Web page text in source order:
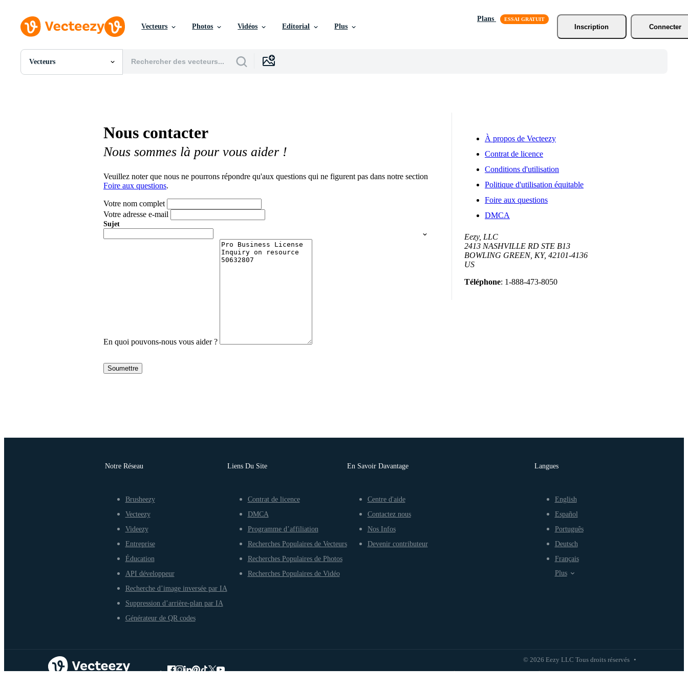
Vecteurs Photos Vidéos Editorial Plus
Plans
Inscription
Connecter
Vecteurs
Toutes Images
Événements Éditoriaux
Nous contacter
Nous sommes là pour vous aider !
Veuillez noter que nous ne pourrons répondre qu'aux questions qui ne figurent pas dans notre section
Foire aux questions.
Votre nom complet
Votre adresse e-mail
Sujet
En quoi pouvons-nous vous aider ?
Soumettre
À propos de Vecteezy
Contrat de licence
Conditions d'utilisation
Politique d'utilisation équitable
Foire aux questions
DMCA
Eezy, LLC
2413 NASHVILLE RD STE B13
BOWLING GREEN, KY, 42101-4136
US
Téléphone: 1-888-473-8050
Notre Réseau
Brusheezy
Vecteezy
Videezy
Entreprise
Éducation
API développeur
Recherche d’image inversée par IA
Suppression d’arrière-plan par IA
Générateur de QR codes
Liens Du Site
Contrat de licence
DMCA
Programme d’affiliation
Recherches Populaires de Vecteurs
Recherches Populaires de Photos
Recherches Populaires de Vidéo
En Savoir Davantage
Centre d'aide
Contactez nous
Nos Infos
Devenir contributeur
© 2026 Eezy LLC Tous droits réservés •
Langues
English
Español
Português
Deutsch
Français
Plus